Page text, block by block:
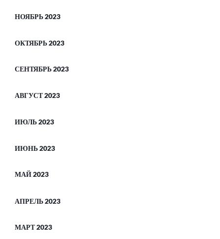
НОЯБРЬ 2023
ОКТЯБРЬ 2023
СЕНТЯБРЬ 2023
АВГУСТ 2023
ИЮЛЬ 2023
ИЮНЬ 2023
МАЙ 2023
АПРЕЛЬ 2023
МАРТ 2023